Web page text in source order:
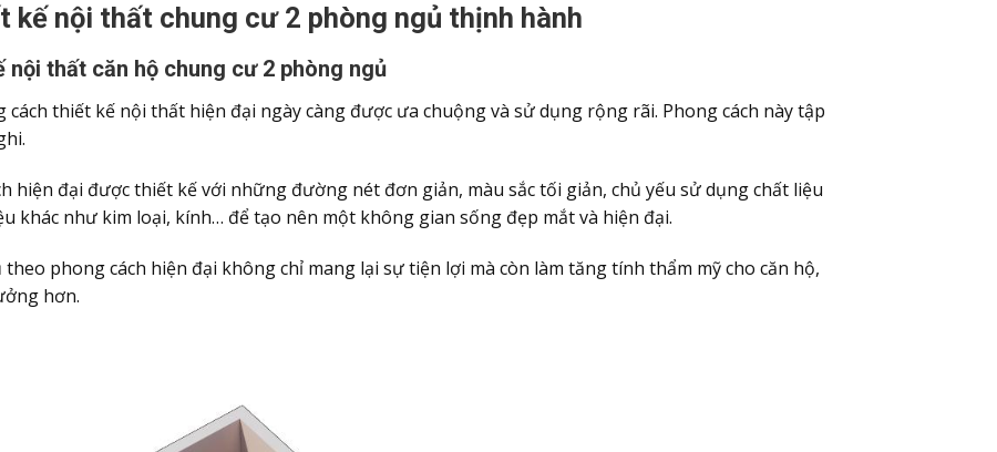
kế nội thất chung cư 2 phòng ngủ thịnh hành
thất căn hộ chung cư 2 phòng ngủ
thiết kế nội thất hiện đại ngày càng được ưa chuộng và sử dụng rộng rãi. Phong cách này tập
hiện đại được thiết kế với những đường nét đơn giản, màu sắc tối giản, chủ yếu sử dụng chất liệu
khác như kim loại, kính… để tạo nên một không gian sống đẹp mắt và hiện đại.
phong cách hiện đại không chỉ mang lại sự tiện lợi mà còn làm tăng tính thẩm mỹ cho căn hộ,
hơn.